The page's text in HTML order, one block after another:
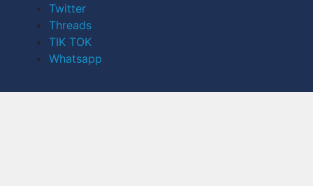
Twitter
Threads
TIK TOK
Whatsapp